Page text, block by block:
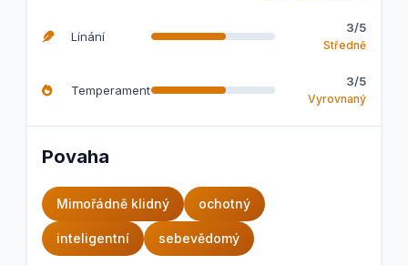
Línání
3/5
Středně
Temperament
3/5
Vyrovnaný
Povaha
Mimořádně klidný ochotný
inteligentní sebevědomý